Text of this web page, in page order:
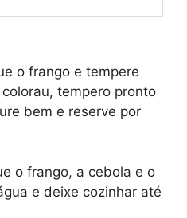
o frango e tempere
tempero pronto
bem e reserve por
o frango, a cebola e o
e deixe cozinhar até